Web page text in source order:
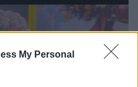
My Personal